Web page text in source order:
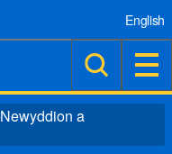
English
Newyddion a